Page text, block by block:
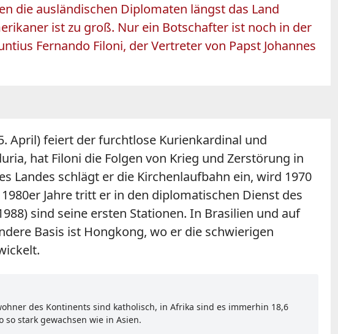
die ausländischen Diplomaten längst das Land
ist zu groß. Nur ein Botschafter ist noch in der
Fernando Filoni, der Vertreter von Papst Johannes
April) feiert der furchtlose Kurienkardinal und
hat Filoni die Folgen von Krieg und Zerstörung in
Landes schlägt er die Kirchenlaufbahn ein, wird 1970
Jahre tritt er in den diplomatischen Dienst des
sind seine ersten Stationen. In Brasilien und auf
Basis ist Hongkong, wo er die schwierigen
des Kontinents sind katholisch, in Afrika sind es immerhin 18,6
stark gewachsen wie in Asien.